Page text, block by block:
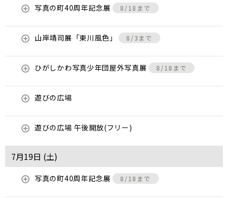
写真の町40周年記念展 8/18まで
山岸靖司展「東川風色」 8/3まで
ひがしかわ写真少年団屋外写真展 8/18まで
遊びの広場
遊びの広場 午後開放(フリー)
7月19日 (土)
写真の町40周年記念展 8/18まで